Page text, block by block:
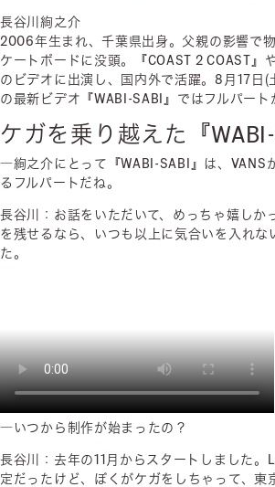
長谷川絢之介
2006年生まれ、千葉県出身。父親の影響で
ケートボードに没頭。『COAST 2 COAST』
のビデオに出演し、国内外で活躍。8月17日(
の最新ビデオ『WABI-SABI』ではフルパート
ケガを乗り越えた『WABI-
―絢之介にとって『WABI-SABI』は、VANS
るフルパートだね。
長谷川：お話をいただいて、めっちゃ嬉しか
を残せるなら、いつも以上に気合いを入れな
た。
―いつから制作が始まったの？
長谷川：去年の11月からスタートしました。
定だったけど、ぼくがケガをしちゃって、東